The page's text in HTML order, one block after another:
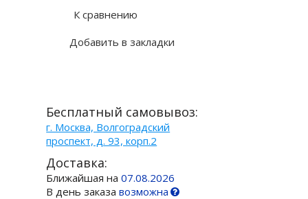
К сравнению
Добавить в закладки
Бесплатный самовывоз:
г. Москва, Волгоградский
проспект, д. 93, корп.2
Доставка:
Ближайшая на07.08.2026
В день заказавозможна